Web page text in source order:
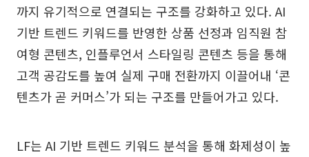
까지 유기적으로 연결되는 구조를 강화하고 있다. AI
기반 트렌드 키워드를 반영한 상품 선정과 임직원 참
여형 콘텐츠, 인플루언서 스타일링 콘텐츠 등을 통해
고객 공감도를 높여 실제 구매 전환까지 이끌어내 ‘콘
텐츠가 곧 커머스’가 되는 구조를 만들어가고 있다.
LF는 AI 기반 트렌드 키워드 분석을 통해 화제성이 높